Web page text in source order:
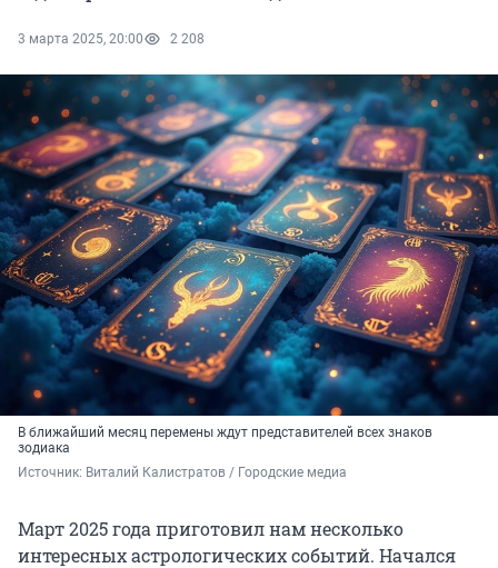
3 марта 2025, 20:00 2 208
В ближайший месяц перемены ждут представителей всех знаков
зодиака
Источник: Виталий Калистратов / Городские медиа
Март 2025 года приготовил нам несколько
интересных астрологических событий. Начался